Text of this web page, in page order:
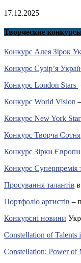
17.12.2025
Творческие
Конкурс Алея Зірок
Конкурс Сузір’я
Конкурс London Stars
Конкурс World Vision
Конкурс New York
Конкурс Творча Сотня
Конкурс Зірки
Конкурс Суперпремія
Просування талантів
Портфоліо артистів –
Конкурсні новини
Constellation of Talents
Constellation: Power of